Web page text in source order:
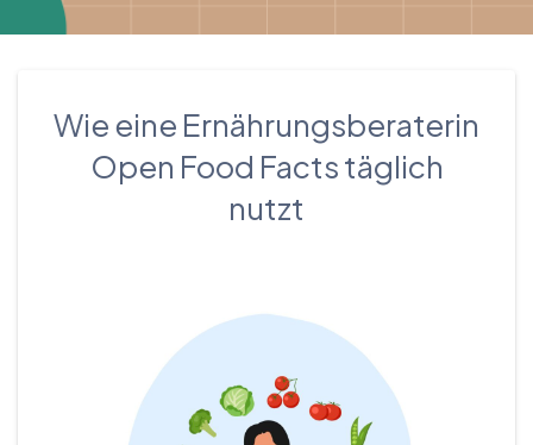
Wie eine Ernährungsberaterin
Open Food Facts täglich
nutzt